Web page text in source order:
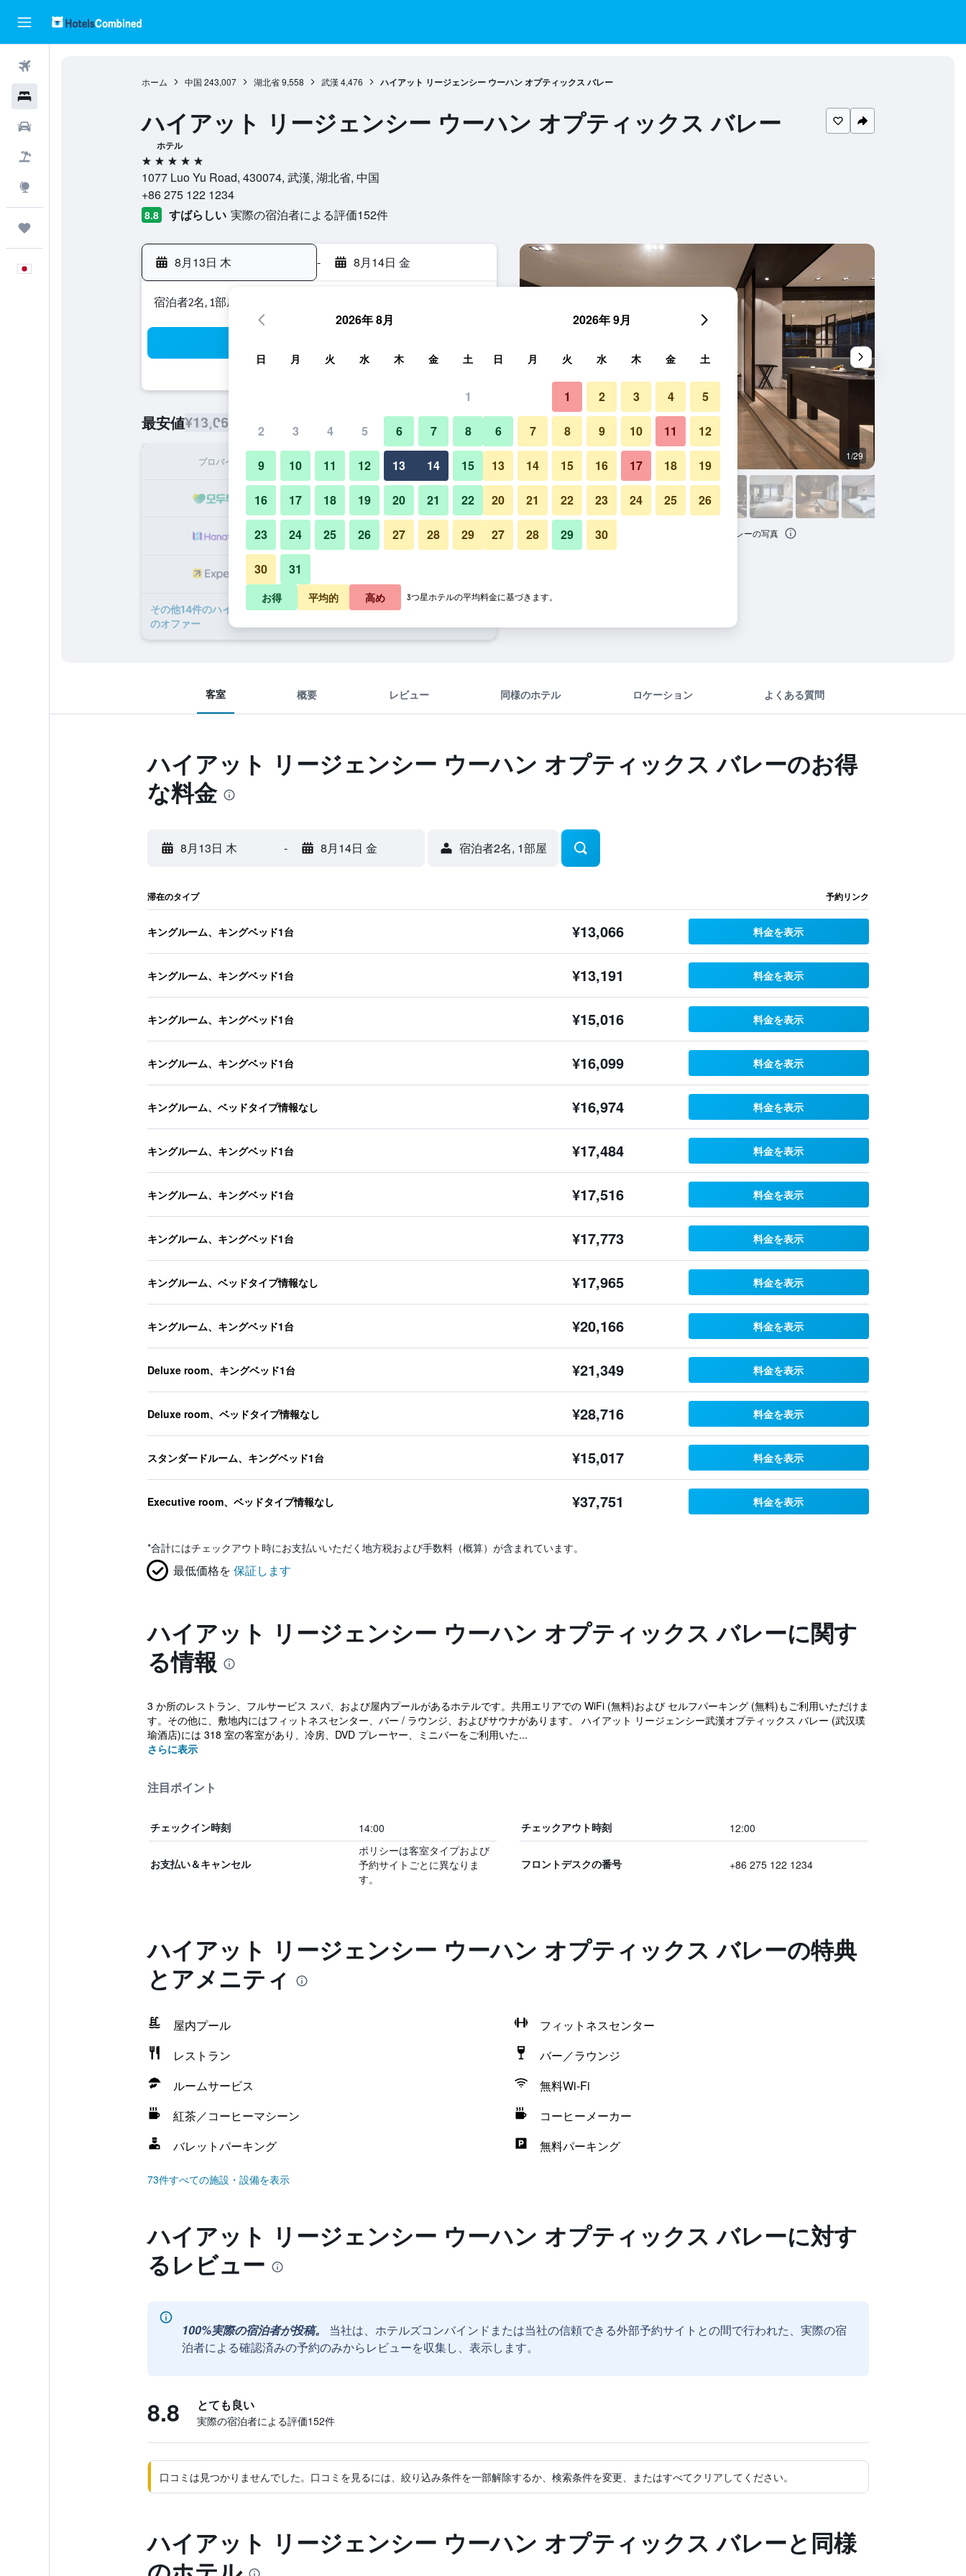
ホーム 中国 243,007 湖北省 9,558 武漢 4,476 ハイアット リージェンシー ウーハン オプティックス バレー
ハイアット リージェンシー ウーハン オプティックス バレー
ホテル
5つ星
1077 Luo Yu Road, 430074, 武漢, 湖北省, 中国
+86 275 122 1234
8.8 すばらしい 実際の宿泊者による評価152​件
8月13日 木 - 8月14日 金
宿泊者2名, 1​部屋
最安値¥13,066 1泊あたりの宿泊料金の最安値
プロバイダ 1泊あたり合計
¥13,066 プランを見る
¥13,191 プランを見る
​その他14​件のハイアット リージェンシー ウーハン オプティックス バレー
のオファー
レストラン 1/29
ハイアット リージェンシー ウーハン オプティックス バレーの写真
客室 概要 レビュー 同様のホテル ロケーション よくある質問
ハイアット リージェンシー ウーハン オプティックス バレーのお得
な料金
8月13日 木 - 8月14日 金 宿泊者2名, 1​部屋
滞在のタイプ 予約リンク
キングルーム、キングベッド1台 ¥13,066 料金を表示
キングルーム、キングベッド1台 ¥13,191 料金を表示
キングルーム、キングベッド1台 ¥15,016 料金を表示
キングルーム、キングベッド1台 ¥16,099 料金を表示
キングルーム、ベッドタイプ情報なし ¥16,974 料金を表示
キングルーム、キングベッド1台 ¥17,484 料金を表示
キングルーム、キングベッド1台 ¥17,516 料金を表示
キングルーム、キングベッド1台 ¥17,773 料金を表示
キングルーム、ベッドタイプ情報なし ¥17,965 料金を表示
キングルーム、キングベッド1台 ¥20,166 料金を表示
Deluxe room、キングベッド1台 ¥21,349 料金を表示
Deluxe room、ベッドタイプ情報なし ¥28,716 料金を表示
スタンダードルーム、キングベッド1台 ¥15,017 料金を表示
Executive room、ベッドタイプ情報なし ¥37,751 料金を表示
*合計にはチェックアウト時にお支払いいただく地方税および手数料（概算）が含まれています。
最低価格を 保証します
ハイアット リージェンシー ウーハン オプティックス バレーに関す
る情報
3 か所のレストラン、フルサービス スパ、および屋内プールがあるホテルです。共用エリアでの WiFi (無料)および セルフパーキング (無料)もご利用いただけま
す。その他に、敷地内にはフィットネスセンター、バー / ラウンジ、およびサウナがあります。 ハイアット リージェンシー武漢オプティックス バレー (武汉璞
瑜酒店)には 318 室の客室があり、冷房、DVD プレーヤー、ミニバーをご利用いた...
さらに表示
注目ポイント
チェックイン時刻 14:00 チェックアウト時刻 12:00
お支払い＆キャンセル
ポリシーは客室タイプおよび
予約サイトごとに異なりま
す。
フロントデスクの番号 +86 275 122 1234
ハイアット リージェンシー ウーハン オプティックス バレーの特典
とアメニティ
屋内プール
フィットネスセンター
レストラン
バー／ラウンジ
ルームサービス
無料Wi-Fi
紅茶／コーヒーマシーン
コーヒーメーカー
バレットパーキング
無料パーキング
73件すべての施設・設備を表示
ハイアット リージェンシー ウーハン オプティックス バレーに対す
るレビュー
100%実際の宿泊者が投稿。
当社は、ホテルズコンバインドまたは当社の信頼できる外部予約サイトとの間で行われた、実際の宿
泊者による確認済みの予約のみからレビューを収集し、表示します。
8.8 とても良い
実際の宿泊者による評価152​件
口コミは見つかりませんでした。口コミを見るには、絞り込み条件を一部解除するか、検索条件を変更、またはすべてクリアしてください。
ハイアット リージェンシー ウーハン オプティックス バレーと同様
2026年 8月
日 月 火 水 木 金 土
1
2 3 4 5 6 7 8
9 10 11 12 13 14 15
16 17 18 19 20 21 22
23 24 25 26 27 28 29
30 31
2026年 9月
日 月 火 水 木 金 土
1 2 3 4 5
6 7 8 9 10 11 12
13 14 15 16 17 18 19
20 21 22 23 24 25 26
27 28 29 30
お得 平均的 高め 3つ星ホテルの平均料金に基づきます。